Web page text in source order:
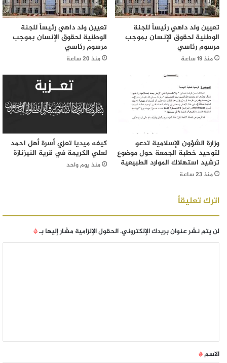
تعيين ولد داهي رئيساً للجنة
الوطنية لحقوق الإنسان بموجب
مرسوم رئاسي
منذ 19 ساعة
تعيين ولد داهي رئيساً للجنة
الوطنية لحقوق الإنسان بموجب
مرسوم رئاسي
منذ 20 ساعة
وزارة الشؤون الإسلامية تدعو
لتوحيد خطبة الجمعة حول موضوع
ترشيد استهلاك الموارد الطبيعية
منذ 23 ساعة
كيفه ميديا تعزي أسرة أهل احمد
لعلي الكريمة في قرية النيزنازة
منذ يوم واحد
اترك تعليقاً
لن يتم نشر عنوان بريدك الإلكتروني.الحقول الإلزامية مشار إليها بـ*
الاسم*